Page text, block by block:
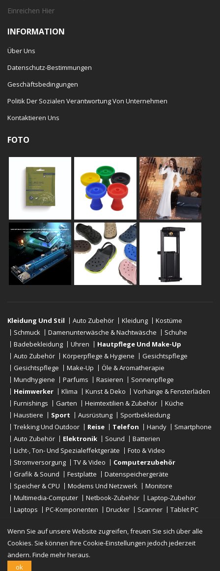
Einreichen Hier
INFORMATION
Über Uns
Datenschutz-Bestimmungen
Geschäftsbedingungen
Politik Der Sozialen Verantwortung Von Unternehmen
Kontaktieren Uns
FOTO
Kleidung Und Stil Auto Zubehör Kleidung
Kostüme
Schmuck
Damenunterwäsche & Nachtwäsche
Schuhe
Badebekleidung
Uhren
Hautpflege Und Make-Up
Auto Zubehör
Körperpflege & Hygiene
Gesichtspflege
Gesichtspflege
Make-Up
Öle & Aromatherapie
Mundhygiene
Parfums Rasieren
Sonnenpflege
Heimwerker
Klima Kunst & Deko
Vorhänge & Fensterläden
Furnishings
Garten Heimtextilien & Zubehör
Küche
Haustiere
Sport Ausrüstung
Sportbekleidung
Trekking Und Outdoor
Reise Telefon Handy
Smartphone
Auto Zubehör
Elektronik Sound
Batterien
Licht-, Ton- Und Spezialeffektgeräte
Foto & Video
Stromversorgung
TV & Video
Computerzubehör
Grafik & Sound
Festplatte
Datenspeichergeräte
Speicher & CPU
Modems Und Netzwerk
Monitore
Multimedia-Computer
Netbook-Zubehör
Laptop-Zubehör
Laptops
PC-Komponenten Drucker Scanner
Tablet PC
Urheberrechte © 2019 - 2026
Wenn Sie auf unsere Website zugreifen, freuen Sie sich über alle
Cookies. Sie können Ihre Cookie-Einstellungen jedoch jederzeit
ändern. Finde mehr heraus.
ok